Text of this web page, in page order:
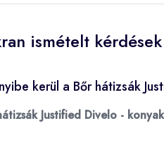
ismételt
kerül a Bőr hátizsák
Justified Divelo - konyak